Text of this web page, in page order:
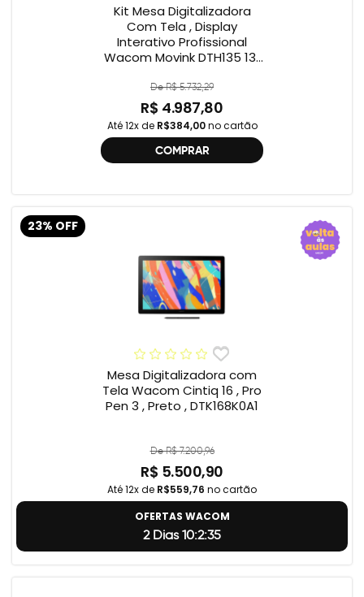
Kit Mesa Digitalizadora
Com Tela , Display
Interativo Profissional
Wacom Movink DTH135 13”
One , 2ª geração
De R$ 5.732,29
R$ 4.987,80
Até 12x de R$384,00no cartão
COMPRAR
23% OFF
Mesa Digitalizadora com
Tela Wacom Cintiq 16 , Pro
Pen 3 , Preto , DTK168K0A1
De R$ 7.200,96
R$ 5.500,90
Até 12x de R$559,76 no cartão
OFERTAS WACOM
2 Dias 10:2:34